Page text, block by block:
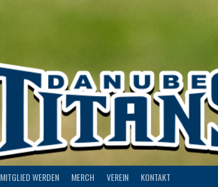
MITGLIED WERDEN MERCH VEREIN KONTAKT